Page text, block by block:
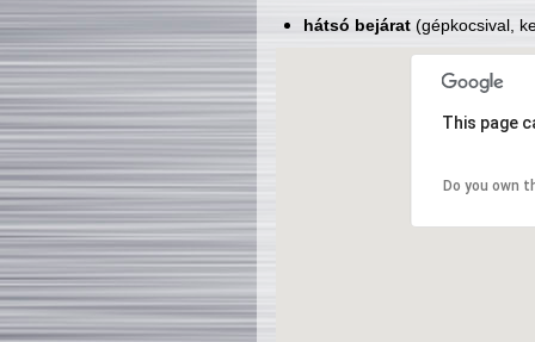
hátsó bejárat(gépkocsival,
This page
Do you own